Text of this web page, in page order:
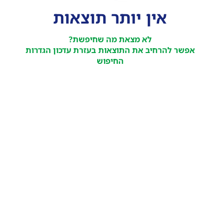
אין יותר תוצאות
לא מצאת מה שחיפשת?
אפשר להרחיב את התוצאות בעזרת עדכון הגדרות
החיפוש